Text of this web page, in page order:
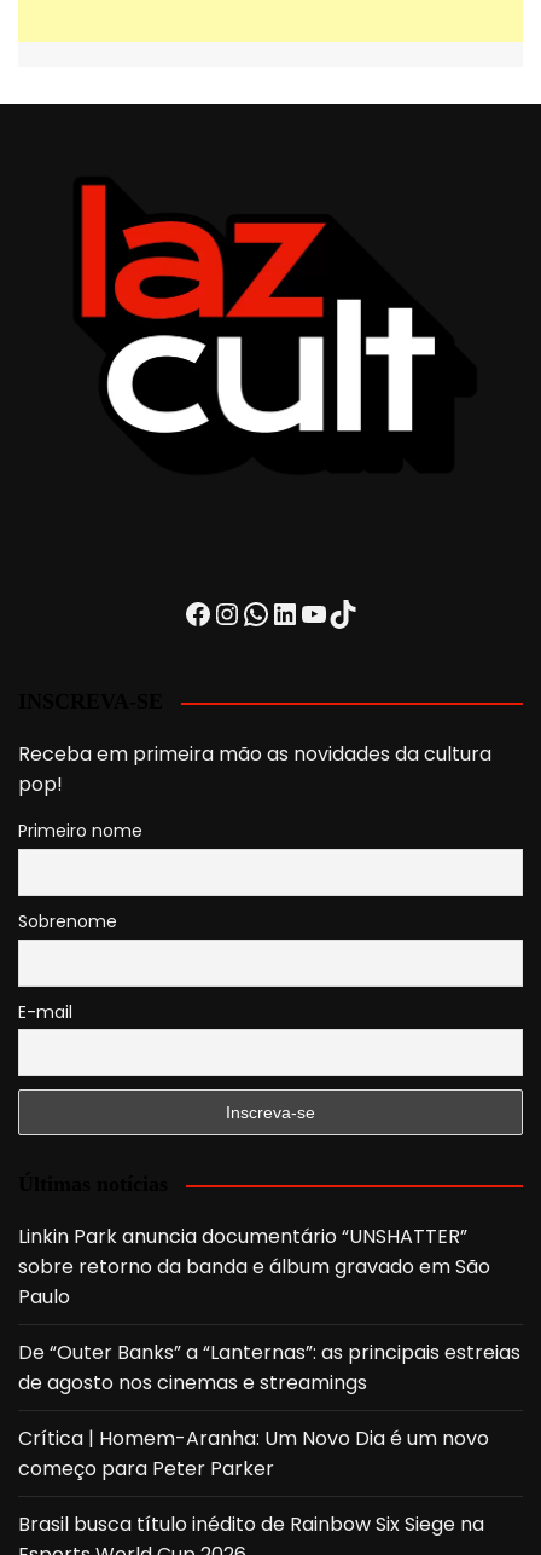
Facebook
Instagram
WhatsApp
LinkedIn
Youtube
TikTok
Receba em primeira mão as novidades da cultura
pop!
Primeiro nome
Sobrenome
E-mail
Linkin Park anuncia documentário “UNSHATTER”
sobre retorno da banda e álbum gravado em São
Paulo
De “Outer Banks” a “Lanternas”: as principais estreias
de agosto nos cinemas e streamings
Crítica | Homem-Aranha: Um Novo Dia é um novo
começo para Peter Parker
Brasil busca título inédito de Rainbow Six Siege na